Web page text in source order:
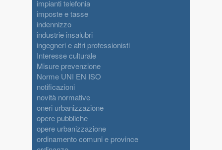
impianti telefonia
imposte e tasse
indennizzo
industrie insalubri
ingegneri e altri professionisti
Interesse culturale
Misure prevenzione
Norme UNI EN ISO
notificazioni
novità normative
oneri urbanizzazione
opere pubbliche
opere urbanizzazione
ordinamento comuni e province